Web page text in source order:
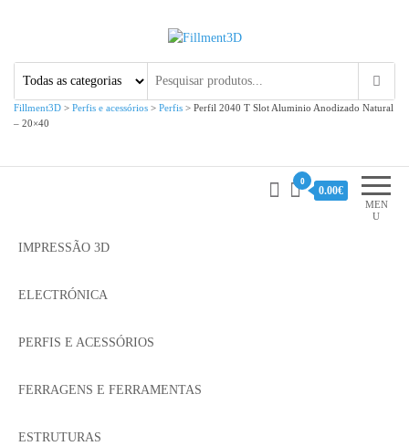
Fillment3D
Fillment3D > Perfis e acessórios > Perfis > Perfil 2040 T Slot Aluminio Anodizado Natural
– 20×40
MEN
U
0
0.00€
IMPRESSÃO 3D
ELECTRÓNICA
PERFIS E ACESSÓRIOS
FERRAGENS E FERRAMENTAS
ESTRUTURAS